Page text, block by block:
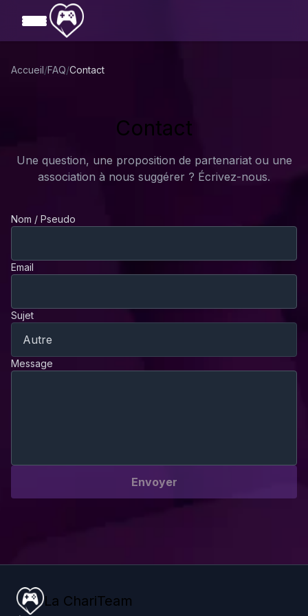
Accueil/FAQ/Contact
Contact
Une question, une proposition de partenariat ou une
association à nous suggérer ? Écrivez-nous.
Nom / Pseudo
Email
Sujet
Autre
Message
Envoyer
La ChariTeam